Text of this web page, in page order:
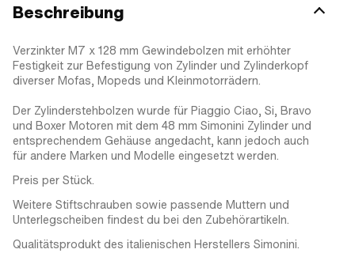
Beschreibung
Verzinkter M7 x 128 mm Gewindebolzen mit erhöhter
Festigkeit zur Befestigung von Zylinder und Zylinderkopf
diverser Mofas, Mopeds und Kleinmotorrädern.
Der Zylinderstehbolzen wurde für Piaggio Ciao, Si, Bravo
und Boxer Motoren mit dem 48 mm Simonini Zylinder und
entsprechendem Gehäuse angedacht, kann jedoch auch
für andere Marken und Modelle eingesetzt werden.
Preis per Stück.
Weitere Stiftschrauben sowie passende Muttern und
Unterlegscheiben findest du bei den Zubehörartikeln.
Qualitätsprodukt des italienischen Herstellers Simonini.